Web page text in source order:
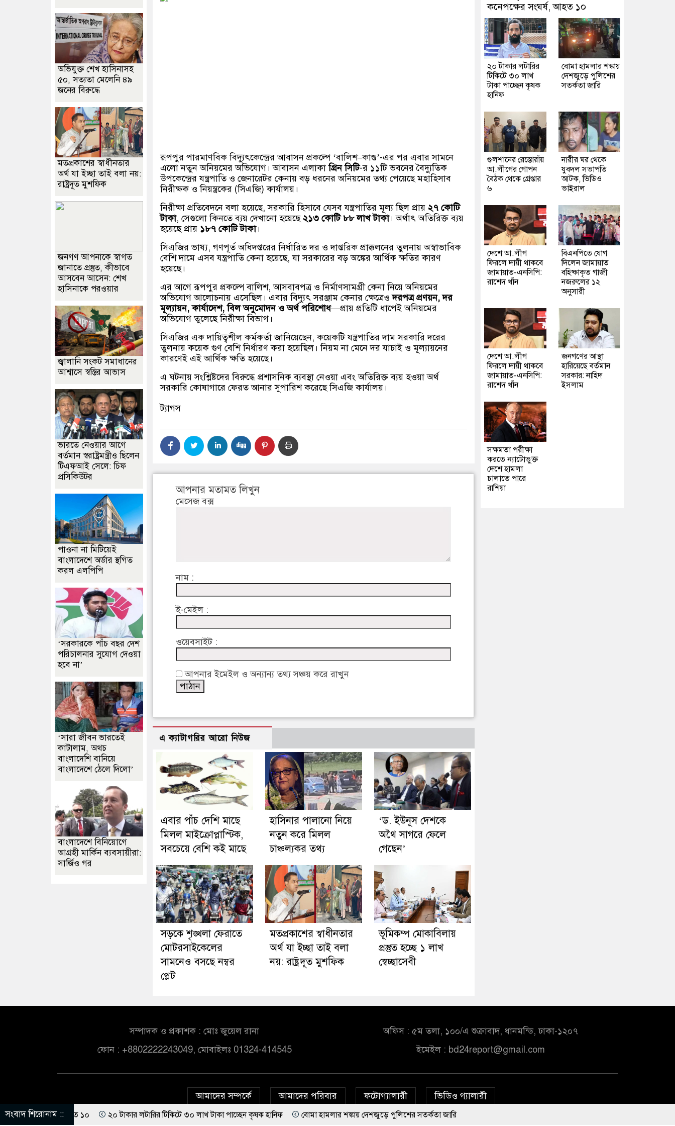
রূপপুর পারমাণবিক বিদ্যুৎকেন্দ্রের আবাসন প্রকল্পে ‘বালিশ–কাণ্ড’-এর পর এবার সামনে
এলো নতুন অনিয়মের অভিযোগ। আবাসন এলাকাগ্রিন সিটি-র ১১টি ভবনের বৈদ্যুতিক
উপকেন্দ্রের যন্ত্রপাতি ও জেনারেটর কেনায় বড় ধরনের অনিয়মের তথ্য পেয়েছে মহাহিসাব
নিরীক্ষক ও নিয়ন্ত্রকের (সিএজি) কার্যালয়।
নিরীক্ষা প্রতিবেদনে বলা হয়েছে, সরকারি হিসাবে যেসব যন্ত্রপাতির মূল্য ছিল প্রায় ২৭ কোটি
টাকা, সেগুলো কিনতে ব্যয় দেখানো হয়েছে২১৩ কোটি ৮৮ লাখ টাকা। অর্থাৎ অতিরিক্ত ব্যয়
হয়েছে প্রায় ১৮৭ কোটি টাকা।
সিএজির ভাষ্য, গণপূর্ত অধিদপ্তরের নির্ধারিত দর ও দাপ্তরিক প্রাক্কলনের তুলনায় অস্বাভাবিক
বেশি দামে এসব যন্ত্রপাতি কেনা হয়েছে, যা সরকারের বড় অঙ্কের আর্থিক ক্ষতির কারণ
হয়েছে।
এর আগে রূপপুর প্রকল্পে বালিশ, আসবাবপত্র ও নির্মাণসামগ্রী কেনা নিয়ে অনিয়মের
অভিযোগ আলোচনায় এসেছিল। এবার বিদ্যুৎ সরঞ্জাম কেনার ক্ষেত্রেওদরপত্র প্রণয়ন, দর
মূল্যায়ন, কার্যাদেশ, বিল অনুমোদন ও অর্থ পরিশোধ—প্রায় প্রতিটি ধাপেই অনিয়মের
অভিযোগ তুলেছে নিরীক্ষা বিভাগ।
সিএজির এক দায়িত্বশীল কর্মকর্তা জানিয়েছেন, কয়েকটি যন্ত্রপাতির দাম সরকারি দরের
তুলনায় কয়েক গুণ বেশি নির্ধারণ করা হয়েছিল। নিয়ম না মেনে দর যাচাই ও মূল্যায়নের
কারণেই এই আর্থিক ক্ষতি হয়েছে।
এ ঘটনায় সংশ্লিষ্টদের বিরুদ্ধে প্রশাসনিক ব্যবস্থা নেওয়া এবং অতিরিক্ত ব্যয় হওয়া অর্থ
সরকারি কোষাগারে ফেরত আনার সুপারিশ করেছে সিএজি কার্যালয়।
ট্যাগস
আপনার মতামত লিখুন
মেসেজ বক্স
নাম :
ই-মেইল :
ওয়েবসাইট :
আপনার ইমেইল ও অন্যান্য তথ্য সঞ্চয় করে রাখুন
এ ক্যাটাগরির আরো নিউজ
এবার পাঁচ দেশি মাছে
মিলল মাইক্রোপ্লাস্টিক,
সবচেয়ে বেশি কই মাছে
হাসিনার পালানো নিয়ে
নতুন করে মিলল
চাঞ্চল্যকর তথ্য
‘ড. ইউনূস দেশকে
অথৈ সাগরে ফেলে
গেছেন’
সড়কে শৃঙ্খলা ফেরাতে
মোটরসাইকেলের
সামনেও বসছে নম্বর
প্লেট
মতপ্রকাশের স্বাধীনতার
অর্থ যা ইচ্ছা তাই বলা
নয়: রাষ্ট্রদূত মুশফিক
ভূমিকম্প মোকাবিলায়
প্রস্তুত হচ্ছে ১ লাখ
স্বেচ্ছাসেবী
অভিযুক্ত শেখ হাসিনাসহ
৫০, সত্যতা মেলেনি ৪৯
জনের বিরুদ্ধে
মতপ্রকাশের স্বাধীনতার
অর্থ যা ইচ্ছা তাই বলা নয়:
রাষ্ট্রদূত মুশফিক
জনগণ আপনাকে স্বাগত
জানাতে প্রস্তুত, কীভাবে
আসবেন আসেন: শেখ
হাসিনাকে পরওয়ার
জ্বালানি সংকট সমাধানের
আশ্বাসে স্বস্তির আভাস
ভারতে নেওয়ার আগে
বর্তমান স্বরাষ্ট্রমন্ত্রীও ছিলেন
টিএফআই সেলে: চিফ
প্রসিকিউটর
পাওনা না মিটিয়েই
বাংলাদেশে অর্ডার স্থগিত
করল এলপিপি
‘সরকারকে পাঁচ বছর দেশ
পরিচালনার সুযোগ দেওয়া
হবে না’
‘সারা জীবন ভারতেই
কাটালাম, অথচ
বাংলাদেশি বানিয়ে
বাংলাদেশে ঠেলে দিলো’
বাংলাদেশে বিনিয়োগে
আগ্রহী মার্কিন ব্যবসায়ীরা:
সার্জিও গর
কনেপক্ষের সংঘর্ষ, আহত ১০
২০ টাকার লটারির
টিকিটে ৩০ লাখ
টাকা পাচ্ছেন কৃষক
হানিফ
বোমা হামলার শঙ্কায়
দেশজুড়ে পুলিশের
সতর্কতা জারি
গুলশানের রেস্তোরাঁয়
আ.লীগের গোপন
বৈঠক থেকে গ্রেপ্তার
৬
নারীর ঘর থেকে
যুবদল সভাপতি
আটক, ভিডিও
ভাইরাল
দেশে আ.লীগ
ফিরলে দায়ী থাকবে
জামায়াত-এনসিপি:
রাশেদ খাঁন
বিএনপিতে যোগ
দিলেন জামায়াত
বহিষ্কাকৃত গাজী
নজরুলের ১২
অনুসারী
দেশে আ.লীগ
ফিরলে দায়ী থাকবে
জামায়াত-এনসিপি:
রাশেদ খাঁন
জনগণের আস্থা
হারিয়েছে বর্তমান
সরকার: নাহিদ
ইসলাম
সক্ষমতা পরীক্ষা
করতে ন্যাটোভুক্ত
দেশে হামলা
চালাতে পারে
রাশিয়া
সম্পাদক ও প্রকাশক : মোঃ জুয়েল রানা
ফোন : +8802222243049, মোবাইলঃ 01324-414545
অফিস : ৫ম তলা, ১০০/এ শুক্রাবাদ, ধানমন্ডি, ঢাকা-১২০৭
ইমেইল : bd24report@gmail.com
আমাদের সম্পর্কে আমাদের পরিবার ফটোগ্যালারী ভিডিও গ্যালারী
সংবাদ শিরোনাম ::
সংঘর্ষ, আহত ১০ ২০ টাকার লটারির টিকিটে ৩০ লাখ টাকা পাচ্ছেন কৃষক হানিফ বোমা হামলার শঙ্কায় দেশজুড়ে পুলিশের সতর্কতা জারি